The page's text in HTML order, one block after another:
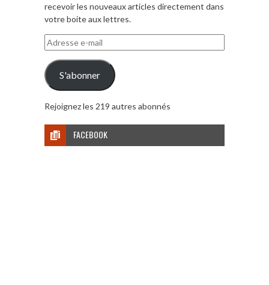
recevoir les nouveaux articles directement dans
votre boite aux lettres.
Adresse
e-
mail
S'abonner
Rejoignez les 219 autres abonnés
FACEBOOK